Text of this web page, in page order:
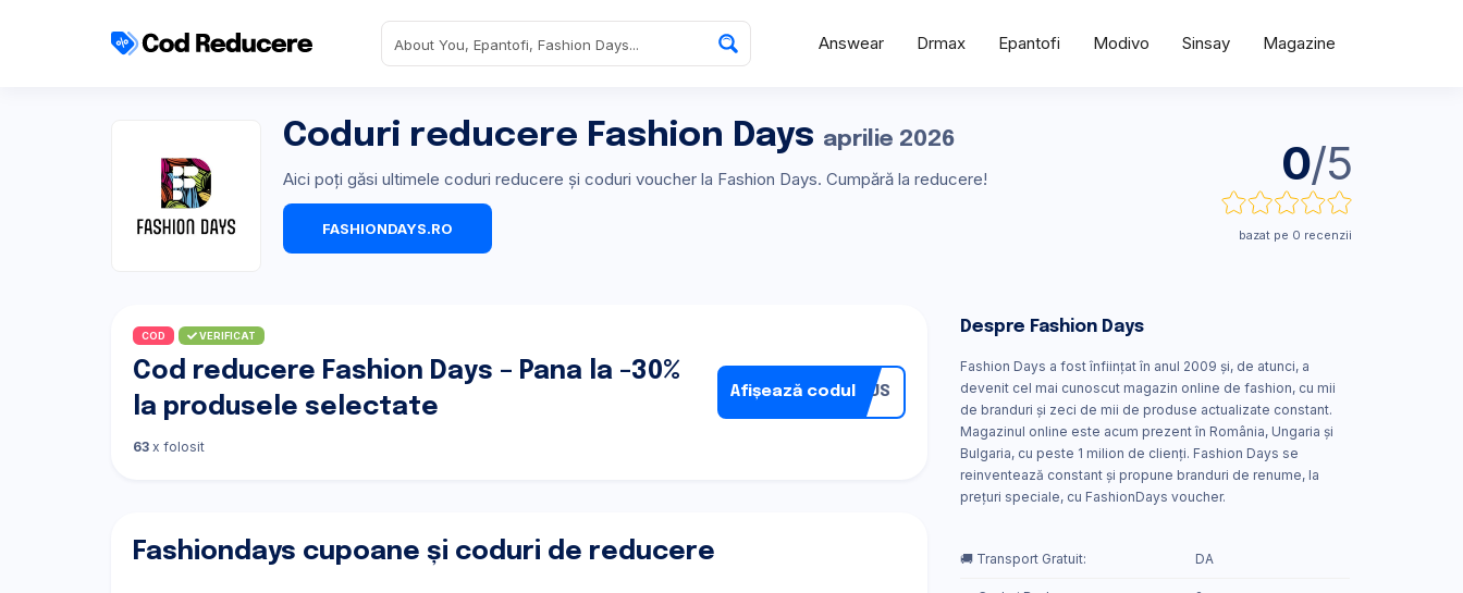
Answear Drmax Epantofi Modivo Sinsay Magazine
Coduri reducere Fashion Days aprilie 2026
Aici poți găsi ultimele coduri reducere și coduri voucher la Fashion Days. Cumpără la reducere!
FASHIONDAYS.RO
0/5
bazat pe 0 recenzii
COD VERIFICAT
Cod reducere Fashion Days – Pana la -30%
la produsele selectate
63 x folosit
Afișează codulNIUS
Fashiondays cupoane și coduri de reducere
Despre Fashion Days
Fashion Days a fost înființat în anul 2009 și, de atunci, a
devenit cel mai cunoscut magazin online de fashion, cu mii
de branduri și zeci de mii de produse actualizate constant.
Magazinul online este acum prezent în România, Ungaria și
Bulgaria, cu peste 1 milion de clienți. Fashion Days se
reinventează constant și propune branduri de renume, la
prețuri speciale, cu FashionDays voucher.
🚚 Transport Gratuit: DA